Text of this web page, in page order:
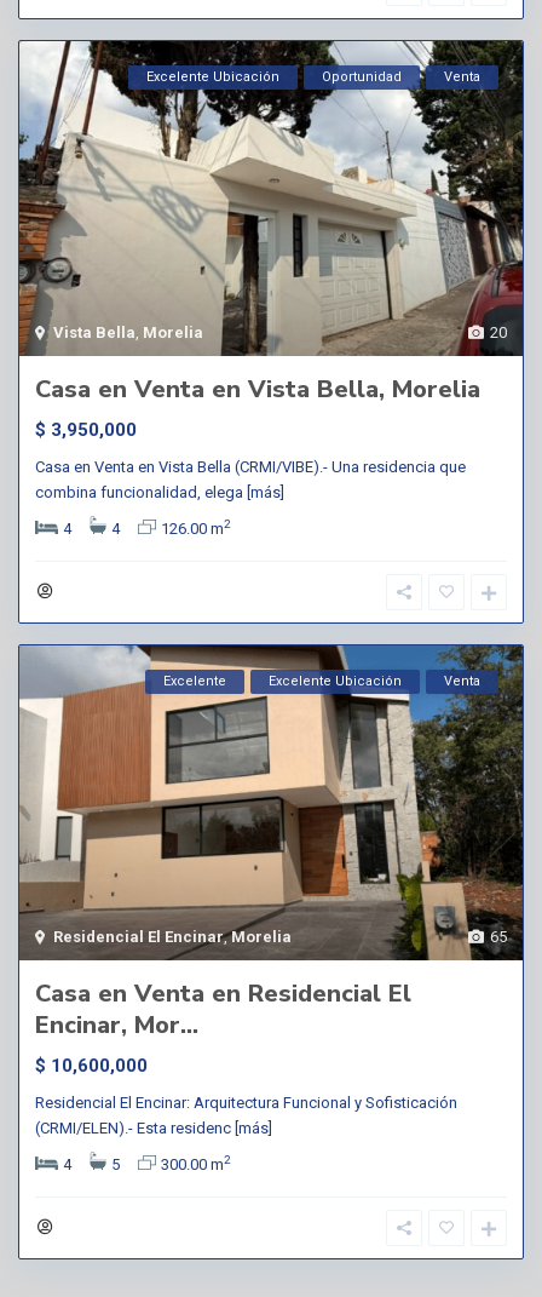
20
Vista Bella Morelia
Excelente Ubicación Oportunidad Venta
Casa en Venta en Vista Bella, Morelia
$ 3,950,000
Casa en Venta en Vista Bella (CRMI/VIBE).- Una residencia que
combina funcionalidad, elega [más]
4
4 126.00 m2
65
Residencial El Encinar,Morelia
Excelente Excelente Ubicación Venta
Casa en Venta en Residencial El
Encinar, Mor...
$ 10,600,000
Residencial El Encinar: Arquitectura Funcional y Sofisticación
(CRMI/ELEN).- Esta residenc [más]
4
5 300.00 m2